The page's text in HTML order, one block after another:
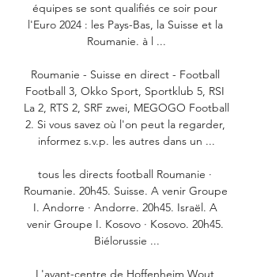
équipes se sont qualifiés ce soir pour
l'Euro 2024 : les Pays-Bas, la Suisse et la
Roumanie. à l ...
Roumanie - Suisse en direct - Football
Football 3, Okko Sport, Sportklub 5, RSI
La 2, RTS 2, SRF zwei, MEGOGO Football
2. Si vous savez où l'on peut la regarder,
informez s.v.p. les autres dans un ...
tous les directs football Roumanie ·
Roumanie. 20h45. Suisse. A venir Groupe
I. Andorre · Andorre. 20h45. Israël. A
venir Groupe I. Kosovo · Kosovo. 20h45.
Biélorussie ...